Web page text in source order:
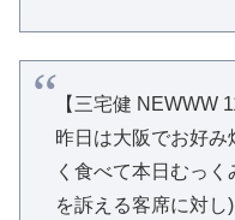
【三宅健 NEWWW
昨日は大阪でお好
く食べて本日むっ
を訴える客席に対